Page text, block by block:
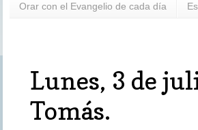
Orar con el Evangelio de cada día
Lunes, 3 de
Tomás.